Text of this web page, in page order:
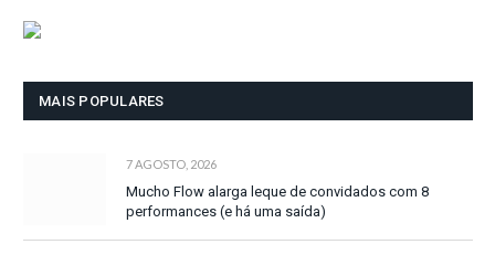
MAIS POPULARES
7 AGOSTO, 2026
Mucho Flow alarga leque de convidados com 8
performances (e há uma saída)